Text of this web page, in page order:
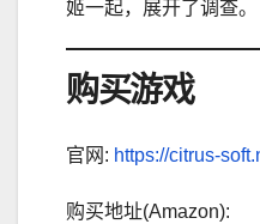
姬一起，展开了调查。
购买游戏
官网: https://citrus-
购买地址(Amazon):